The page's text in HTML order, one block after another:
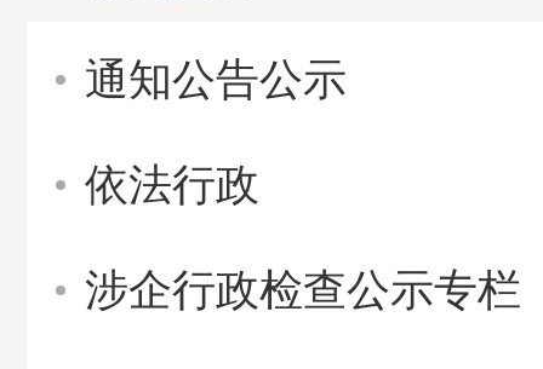
通知公告公示
依法行政
涉企行政检查公示专栏